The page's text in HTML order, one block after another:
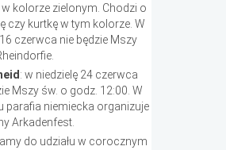
kolorze zielonym. Chodzi o
czy kurtkę w tym kolorze. W
czerwca nie będzie Mszy
: w niedzielę 24 czerwca
Mszy św. o godz. 12:00. W
parafia niemiecka organizuje
Arkadenfest.
do udziału w corocznym